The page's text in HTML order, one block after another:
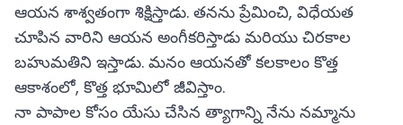
ఆయన శాశ్వతంగా శిక్షిస్తాడు. తనను ప్రేమించి, విధేయత
చూపిన వారిని ఆయన అంగీకరిస్తాడు మరియు చిరకాల
బహుమతిని ఇస్తాడు. మనం ఆయనతో కలకాలం కొత్త
ఆకాశంలో, కొత్త భూమిలో జీవిస్తాం.
నా పాపాల కోసం యేసు చేసిన త్యాగాన్ని నేను నమ్మాను